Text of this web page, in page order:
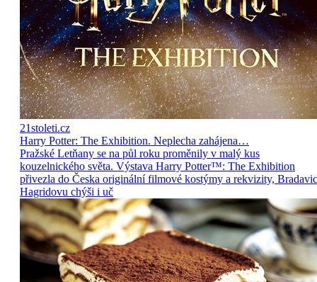
21stoleti.cz
Harry Potter: The Exhibition. Neplecha zahájena…
Pražské Letňany se na půl roku proměnily v malý kus
kouzelnického světa. Výstava Harry Potter™: The Exhibition
přivezla do Česka originální filmové kostýmy a rekvizity,
Hagridovu chýši i uč